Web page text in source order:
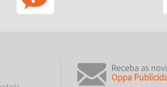
Receba as
Oppa